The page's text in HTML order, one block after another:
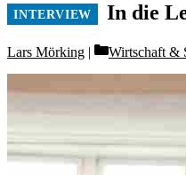
In die
Lars Mörking Categories
Wirtschaft &